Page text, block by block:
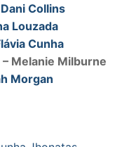
Collins
Louzada
Cunha
– Melanie Milburne
Morgan